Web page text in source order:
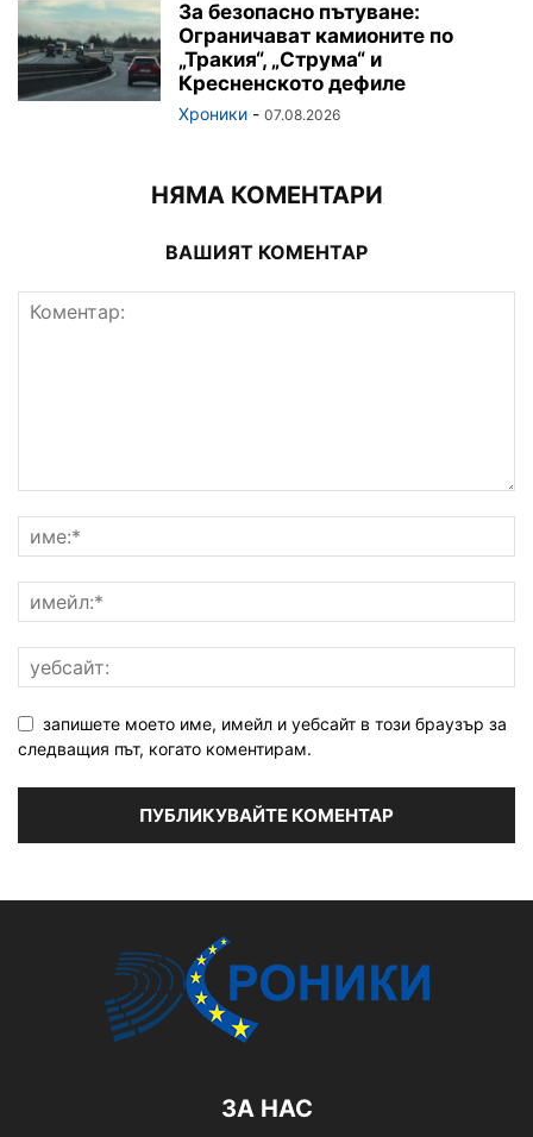
За безопасно пътуване:
Ограничават камионите по
„Тракия“, „Струма“ и
Кресненското дефиле
Хроники - 07.08.2026
НЯМА КОМЕНТАРИ
ВАШИЯТ КОМЕНТАР
запишете моето име, имейл и уебсайт в този браузър за
следващия път, когато коментирам.
ЗА НАС